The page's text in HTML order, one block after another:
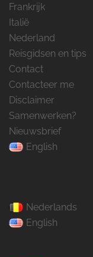
Frankrijk
Italië
Nederland
Reisgidsen en tips
Contact
Contacteer me
Disclaimer
Samenwerken?
Nieuwsbrief
English
Nederlands
English